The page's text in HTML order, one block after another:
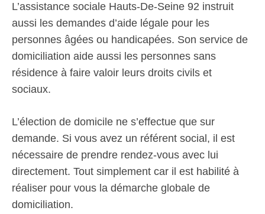
L’assistance sociale Hauts-De-Seine 92 instruit
aussi les demandes d’aide légale pour les
personnes âgées ou handicapées. Son service de
domiciliation aide aussi les personnes sans
résidence à faire valoir leurs droits civils et
sociaux.
L’élection de domicile ne s’effectue que sur
demande. Si vous avez un référent social, il est
nécessaire de prendre rendez-vous avec lui
directement. Tout simplement car il est habilité à
réaliser pour vous la démarche globale de
domiciliation.